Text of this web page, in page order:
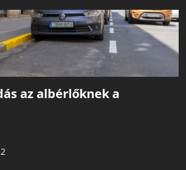
az albérlőknek a